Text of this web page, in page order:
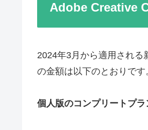
Adobe Creative
2024年3月から適用される
の金額は以下のとおりです
個人版のコンプリートプラ